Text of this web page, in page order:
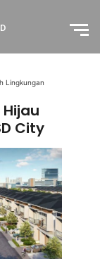
Lingkungan
City